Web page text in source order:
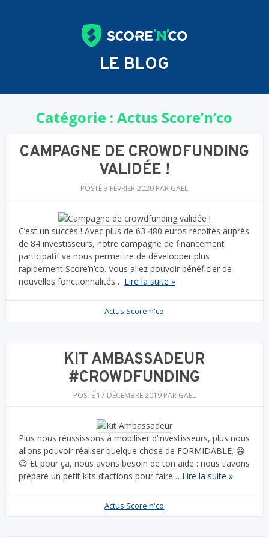
LE BLOG
Catégorie :Actus Score’n’co
CAMPAGNE DE CROWDFUNDING
VALIDÉE !
POSTÉ3 FÉVRIER 2020 PAR GAEL
C’est un succès ! Avec plus de 63 480 euros récoltés auprès
de 84 investisseurs, notre campagne de financement
participatif va nous permettre de développer plus
rapidement Score’n’co. Vous allez pouvoir bénéficier de
nouvelles fonctionnalités… Lire la suite »
Actus Score'n'co
KIT AMBASSADEUR
#CROWDFUNDING
POSTÉ 17 DÉCEMBRE 2019 PAR GAEL
Plus nous réussissons à mobiliser d’investisseurs, plus nous
allons pouvoir réaliser quelque chose de FORMIDABLE. 😃
😃 Et pour ça, nous avons besoin de ton aide : nous t’avons
préparé un petit kits d’actions pour faire… Lire la suite »
Actus Score'n'co